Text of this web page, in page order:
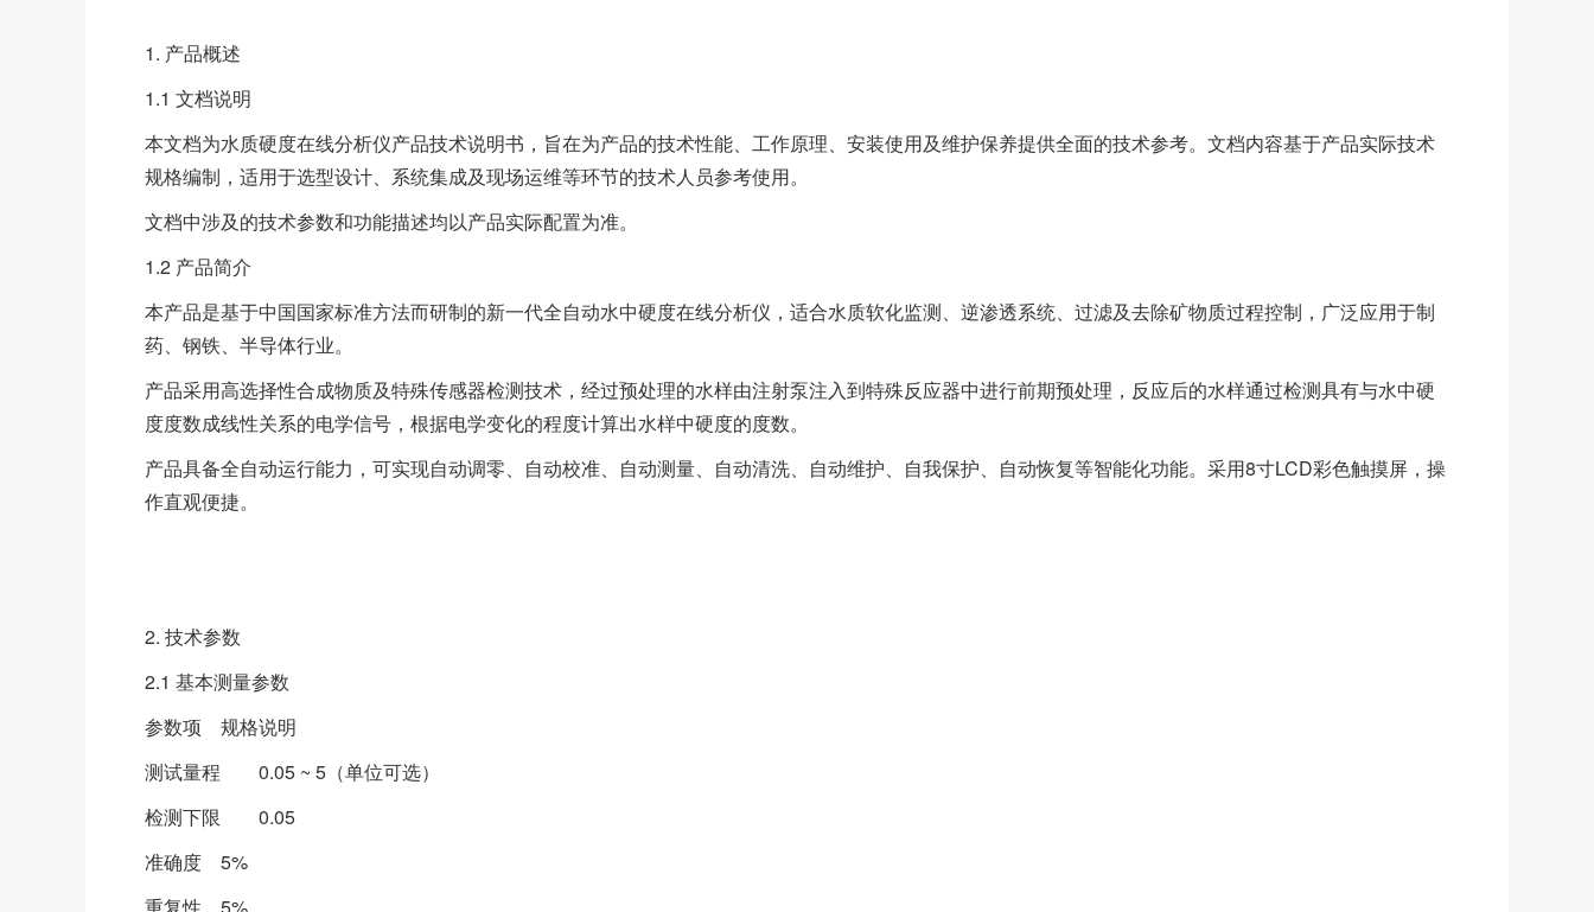
1. 产品概述
1.1 文档说明
本文档为水质硬度在线分析仪产品技术说明书，旨在为产品的技术性能、工作原理、安装使用及维护保养提供全面的技术参考。文档内容基于产品实际技术
规格编制，适用于选型设计、系统集成及现场运维等环节的技术人员参考使用。
文档中涉及的技术参数和功能描述均以产品实际配置为准。
1.2 产品简介
本产品是基于中国国家标准方法而研制的新一代全自动水中硬度在线分析仪，适合水质软化监测、逆渗透系统、过滤及去除矿物质过程控制，广泛应用于制
药、钢铁、半导体行业。
产品采用高选择性合成物质及特殊传感器检测技术，经过预处理的水样由注射泵注入到特殊反应器中进行前期预处理，反应后的水样通过检测具有与水中硬
度度数成线性关系的电学信号，根据电学变化的程度计算出水样中硬度的度数。
产品具备全自动运行能力，可实现自动调零、自动校准、自动测量、自动清洗、自动维护、自我保护、自动恢复等智能化功能。采用8寸LCD彩色触摸屏，操
作直观便捷。
2. 技术参数
2.1 基本测量参数
参数项
规格说明
测试量程
0.05 ~ 5（单位可选）
检测下限
0.05
准确度
5%
重复性
5%